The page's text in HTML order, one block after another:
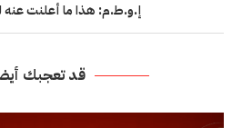
إ.و.ط.م: هذا ما أعلنت عنه
قد تعجبك